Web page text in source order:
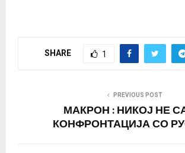
SHARE 1
PREVIOUS POST
МАКРОН : НИКОЈ НЕ
КОНФРОНТАЦИЈА СО